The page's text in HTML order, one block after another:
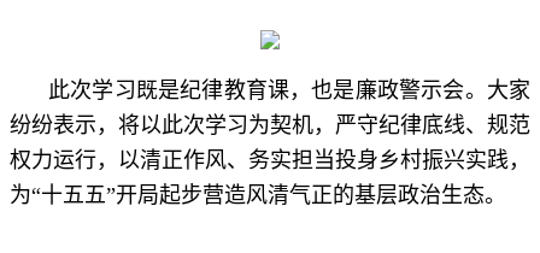
此次学习既是纪律教育课，也是廉政警示会。大家
纷纷表示，将以此次学习为契机，严守纪律底线、规范
权力运行，以清正作风、务实担当投身乡村振兴实践，
为“十五五”开局起步营造风清气正的基层政治生态。